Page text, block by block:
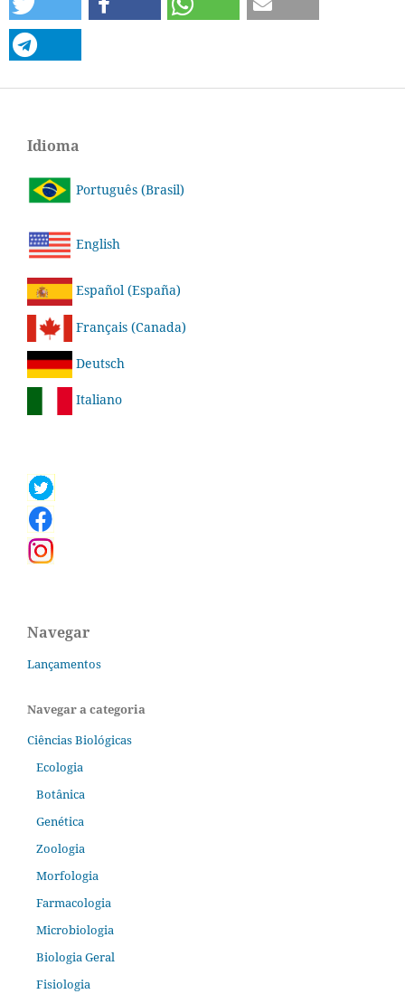
Idioma
Português (Brasil)
English
Español (España)
Français (Canada)
Deutsch
Italiano
Navegar
Lançamentos
Navegar a categoria
Ciências Biológicas
Ecologia
Botânica
Genética
Zoologia
Morfologia
Farmacologia
Microbiologia
Biologia Geral
Fisiologia